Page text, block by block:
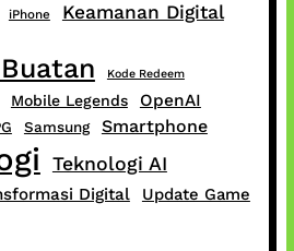
iPhone Keamanan Digital
Kode Redeem
Mobile Legends OpenAI
Samsung Smartphone
Teknologi AI
Digital Update Game